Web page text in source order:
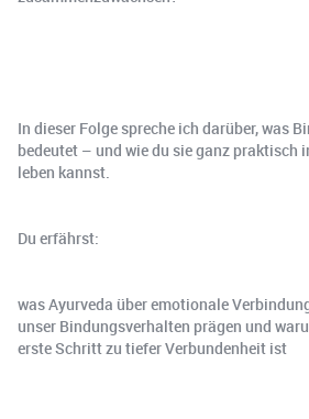
In dieser Folge spreche ich darüber, was
bedeutet – und wie du sie ganz praktisch
leben kannst.
Du erfährst:
was Ayurveda über emotionale
unser Bindungsverhalten prägen und
erste Schritt zu tiefer Verbundenheit ist